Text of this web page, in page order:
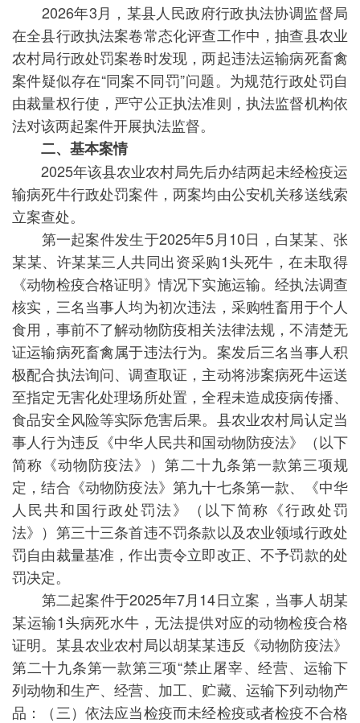
2026年3月，某县人民政府行政执法协调监督局
在全县行政执法案卷常态化评查工作中，抽查县农业
农村局行政处罚案卷时发现，两起违法运输病死畜禽
案件疑似存在“同案不同罚”问题。为规范行政处罚自
由裁量权行使，严守公正执法准则，执法监督机构依
法对该两起案件开展执法监督。
二、基本案情
2025年该县农业农村局先后办结两起未经检疫运
输病死牛行政处罚案件，两案均由公安机关移送线索
立案查处。
第一起案件发生于2025年5月10日，白某某、张
某某、许某某三人共同出资采购1头死牛，在未取得
《动物检疫合格证明》情况下实施运输。经执法调查
核实，三名当事人均为初次违法，采购牲畜用于个人
食用，事前不了解动物防疫相关法律法规，不清楚无
证运输病死畜禽属于违法行为。案发后三名当事人积
极配合执法询问、调查取证，主动将涉案病死牛运送
至指定无害化处理场所处置，全程未造成疫病传播、
食品安全风险等实际危害后果。县农业农村局认定当
事人行为违反《中华人民共和国动物防疫法》（以下
简称《动物防疫法》）第二十九条第一款第三项规
定，结合《动物防疫法》第九十七条第一款、《中华
人民共和国行政处罚法》（以下简称《行政处罚
法》）第三十三条首违不罚条款以及农业领域行政处
罚自由裁量基准，作出责令立即改正、不予罚款的处
罚决定。
第二起案件于2025年7月14日立案，当事人胡某
某运输1头病死水牛，无法提供对应的动物检疫合格
证明。某县农业农村局以胡某某违反《动物防疫法》
第二十九条第一款第三项“禁止屠宰、经营、运输下
列动物和生产、经营、加工、贮藏、运输下列动物产
品：（三）依法应当检疫而未经检疫或者检疫不合格